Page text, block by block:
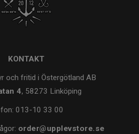
KONTAKT
och fritid i Östergötland AB
4, 58273 Linköping
013-10 33 00
order@upplevstore.se